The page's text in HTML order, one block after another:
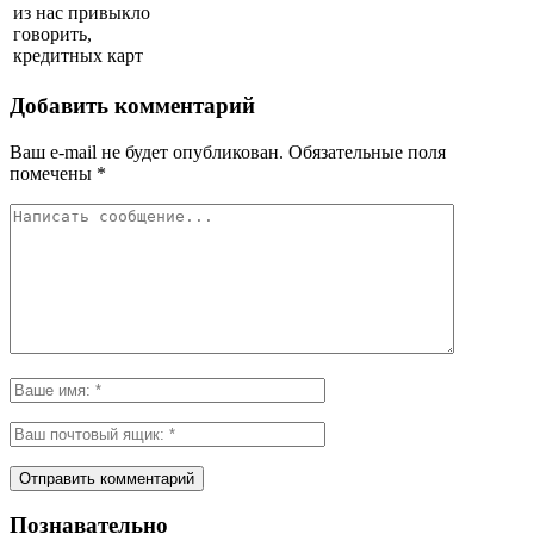
из нас привыкло
говорить,
кредитных карт
Добавить комментарий
Ваш e-mail не будет опубликован. Обязательные поля
помечены *
Познавательно